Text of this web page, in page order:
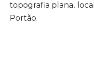
topografia plana,
Portão.